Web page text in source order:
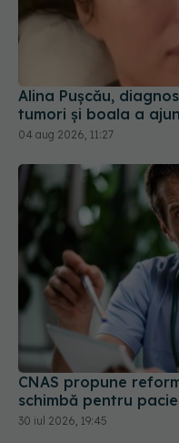
Alina Pușcău,
tumori și boala a
04 aug 2026, 11:27
CNAS propune
schimbă pentru
30 iul 2026, 19:45